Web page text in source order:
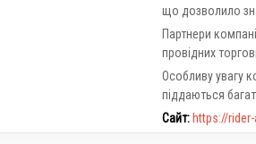
що дозволило
Партнери
провідних
Особливу увагу
піддаються
Сайт: https://